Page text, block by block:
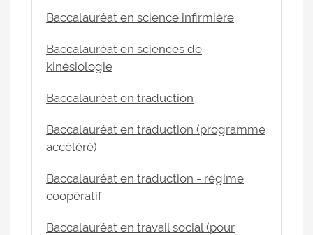
Baccalauréat en science infirmière
Baccalauréat en sciences de
kinésiologie
Baccalauréat en traduction
Baccalauréat en traduction (programme
accéléré)
Baccalauréat en traduction - régime
coopératif
Baccalauréat en travail social (pour